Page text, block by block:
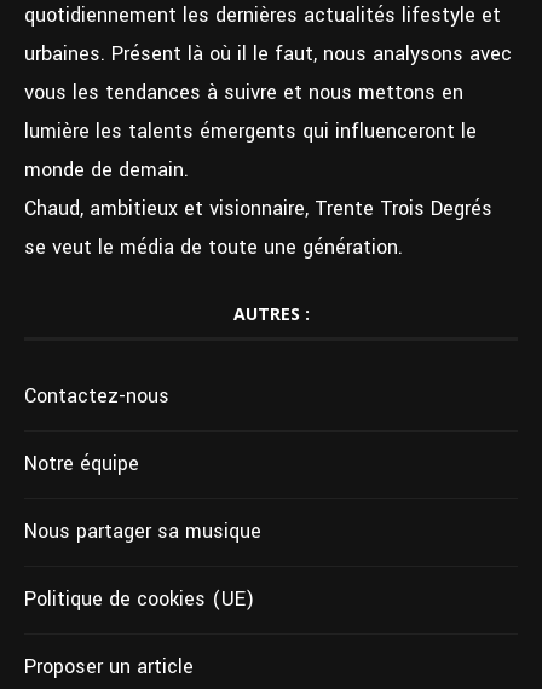
quotidiennement les dernières actualités lifestyle et
urbaines. Présent là où il le faut, nous analysons avec
vous les tendances à suivre et nous mettons en
lumière les talents émergents qui influenceront le
monde de demain.
Chaud, ambitieux et visionnaire, Trente Trois Degrés
se veut le média de toute une génération.
AUTRES :
Contactez-nous
Notre équipe
Nous partager sa musique
Politique de cookies (UE)
Proposer un article